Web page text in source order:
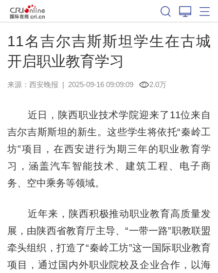
11名吉尔吉斯斯坦学生在古城
开启职业教育学习
来源： 西安晚报 | 2025-09-16 09:09:09 2.0万
近日，陕西职业技术学院迎来了11位来自
吉尔吉斯斯坦的新生。这些学生将依托“秦岭工
坊”项目，在西安进行为期三年的职业教育学
习，涵盖汽车智能技术、建筑工程、电子商
务、空中乘务等领域。
近年来，陕西积极推动职业教育高质量发
展，由陕西省教育厅主导、“一带一路”职教联盟
牵头组织，打造了“秦岭工坊”这一国际职业教育
项目，通过国内外职业院校及企业合作，以海